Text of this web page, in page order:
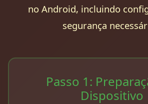
no Android, incluindo
segurança
Passo 1:
Dispositivo